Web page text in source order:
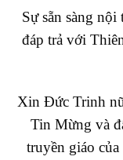
Sự sẵn sàng
đáp trả với
Xin Đức Trinh
Tin Mừng và
truyền giáo